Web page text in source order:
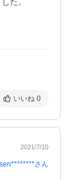
いいね 0
2021/7/10
sen********さん